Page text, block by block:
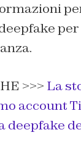
>>> La
account
deepfake